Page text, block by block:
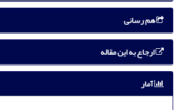
هم رسانی
ارجاع به این مقاله
آمار